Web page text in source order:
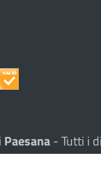
Paesana- Tutti i
e immagini